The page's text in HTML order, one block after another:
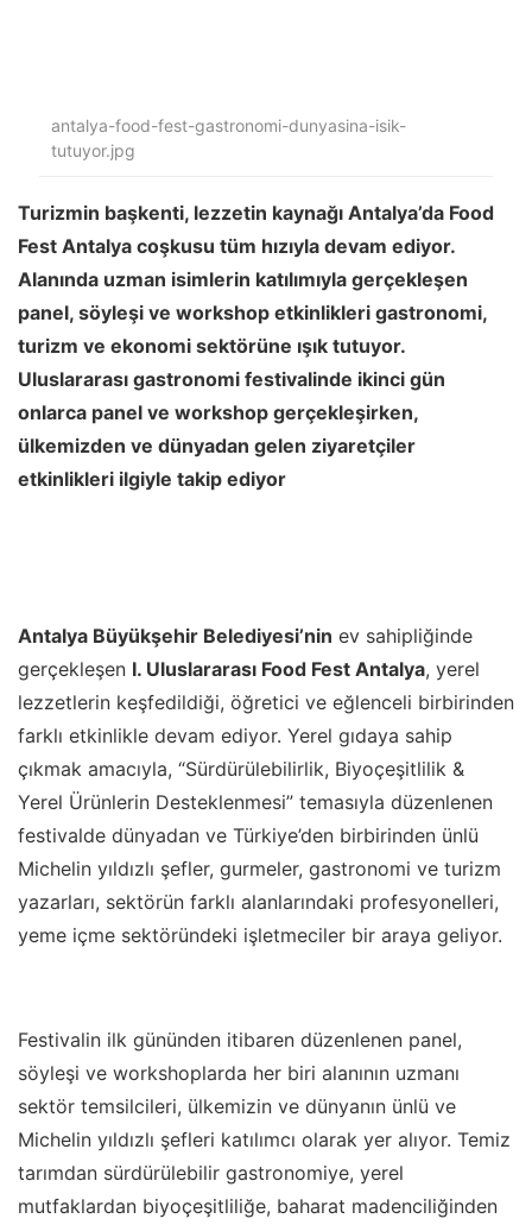
antalya-food-fest-gastronomi-dunyasina-isik-
tutuyor.jpg
Turizmin başkenti, lezzetin kaynağı Antalya’da Food
Fest Antalya coşkusu tüm hızıyla devam ediyor.
Alanında uzman isimlerin katılımıyla gerçekleşen
panel, söyleşi ve workshop etkinlikleri gastronomi,
turizm ve ekonomi sektörüne ışık tutuyor.
Uluslararası gastronomi festivalinde ikinci gün
onlarca panel ve workshop gerçekleşirken,
ülkemizden ve dünyadan gelen ziyaretçiler
etkinlikleri ilgiyle takip ediyor
Antalya Büyükşehir Belediyesi’nin ev sahipliğinde
gerçekleşen I. Uluslararası Food Fest Antalya, yerel
lezzetlerin keşfedildiği, öğretici ve eğlenceli birbirinden
farklı etkinlikle devam ediyor. Yerel gıdaya sahip
çıkmak amacıyla, “Sürdürülebilirlik, Biyoçeşitlilik &
Yerel Ürünlerin Desteklenmesi” temasıyla düzenlenen
festivalde dünyadan ve Türkiye’den birbirinden ünlü
Michelin yıldızlı şefler, gurmeler, gastronomi ve turizm
yazarları, sektörün farklı alanlarındaki profesyonelleri,
yeme içme sektöründeki işletmeciler bir araya geliyor.
Festivalin ilk gününden itibaren düzenlenen panel,
söyleşi ve workshoplarda her biri alanının uzmanı
sektör temsilcileri, ülkemizin ve dünyanın ünlü ve
Michelin yıldızlı şefleri katılımcı olarak yer alıyor. Temiz
tarımdan sürdürülebilir gastronomiye, yerel
mutfaklardan biyoçeşitliliğe, baharat madenciliğinden